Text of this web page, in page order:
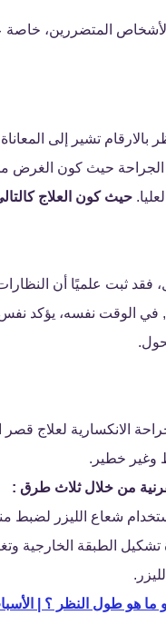
المتضررين، خاصة
تشير إلى
الجراحة حيث كون الغرض
حيث كون العلاج
فقد ثبت علميًا أن
الوقت نفسه، يؤكد
الانكسارية لعلاج
​​وغير خطير.
من خلال ثلاث طرق :
شعاع الليزر لضبط
تشكيل الطبقة الخارجية
هو طول النظر ؟ |